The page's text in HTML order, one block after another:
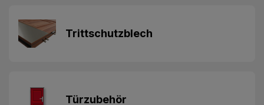
Trittschutzblech
Türzubehör